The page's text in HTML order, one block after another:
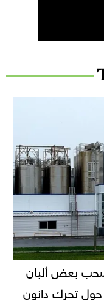
بعض ألبان
تحرك دانون